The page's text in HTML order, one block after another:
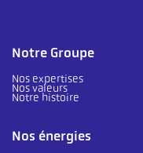
Notre Groupe
Nos expertises
Nos valeurs
Notre histoire
Nos énergies